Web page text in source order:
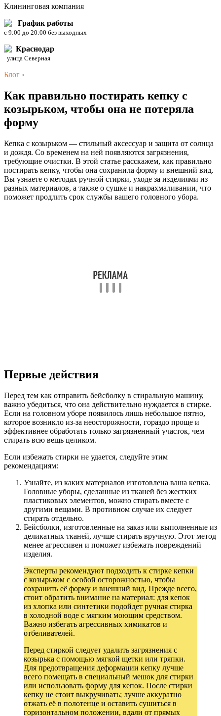
Клининговая компания
График работы
c 9:00 до 20:00 без выходных
Краснодар
улица Северная
Блог ›
Как правильно постирать кепку с
козырьком, чтобы она не потеряла
форму
Кепка с козырьком — стильный аксессуар и защита от солнца
и дождя. Со временем на ней появляются загрязнения,
требующие очистки. В этой статье расскажем, как правильно
постирать кепку, чтобы она сохранила форму и внешний вид.
Вы узнаете о методах ручной стирки, уходе за изделиями из
разных материалов, а также о сушке и накрахмаливании, что
поможет продлить срок службы вашего головного убора.
Первые действия
Перед тем как отправить бейсболку в стиральную машину,
важно убедиться, что она действительно нуждается в стирке.
Если на головном уборе появилось лишь небольшое пятно,
которое возникло из-за неосторожности, гораздо проще и
эффективнее обработать только загрязненный участок, чем
стирать всю вещь целиком.
Если избежать стирки не удается, следуйте этим
рекомендациям:
Узнайте, из каких материалов изготовлена ваша кепка.
Головные уборы, сделанные из тканей без жестких
пластиковых элементов, можно стирать вместе с
другими вещами. В противном случае их следует
стирать отдельно.
Бейсболки, изготовленные на заказ или выполненные из
деликатных тканей, лучше стирать вручную. Этот метод
менее агрессивен и поможет избежать повреждений
изделия.
Эксперты рекомендуют подходить к стирке кепки
с козырьком с особой осторожностью, чтобы
сохранить её форму и внешний вид. Прежде всего,
стоит обратить внимание на материал: для кепок
из хлопка или синтетики подойдет ручная стирка
в холодной воде с мягким моющим средством.
Важно избегать агрессивных химикатов и
отбеливателей.
Перед стиркой следует удалить загрязнения с
козырька с помощью мягкой щетки или тряпки.
Для предотвращения деформации кепку лучше
всего помещать в специальный мешок для стирки
или использовать форму для кепок. После стирки
кепку не стоит выкручивать; лучше аккуратно
отжать её в полотенце и оставить сушиться в
горизонтальном положении, вдали от прямых